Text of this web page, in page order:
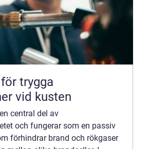
trygga
vid kusten
central del av
och fungerar som en passiv
förhindrar brand och rökgaser